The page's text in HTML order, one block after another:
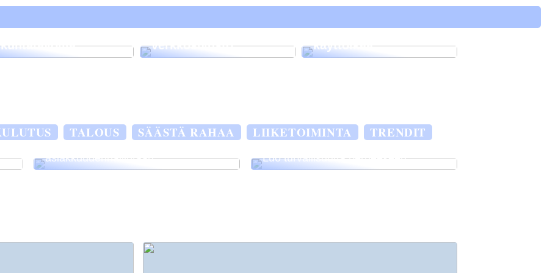
Siksi on tärkeää, että
verkkosivusto
käyttöikää
TALOUS SÄÄSTÄ RAHAA LIIKETOIMINTA TRENDIT
asiakkuudenhallintaan
Luo turvallisuutta perheeseen